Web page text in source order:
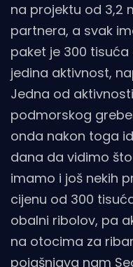
na projektu od 3,2
partnera, a svak
paket je 300
jedina aktivnost,
Jedna od
podmorskog
onda nakon toga
dana da vidimo
imamo i još nekih
cijenu od 300
obalni ribolov, pa
na otocima za
pojašnjava nam